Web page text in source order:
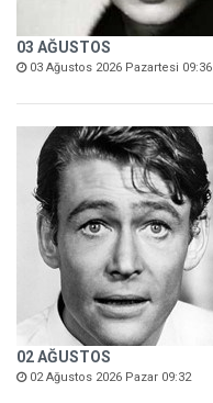
03 AĞUSTOS
03 Ağustos 2026 Pazartesi 09:36
02 AĞUSTOS
02 Ağustos 2026 Pazar 09:32